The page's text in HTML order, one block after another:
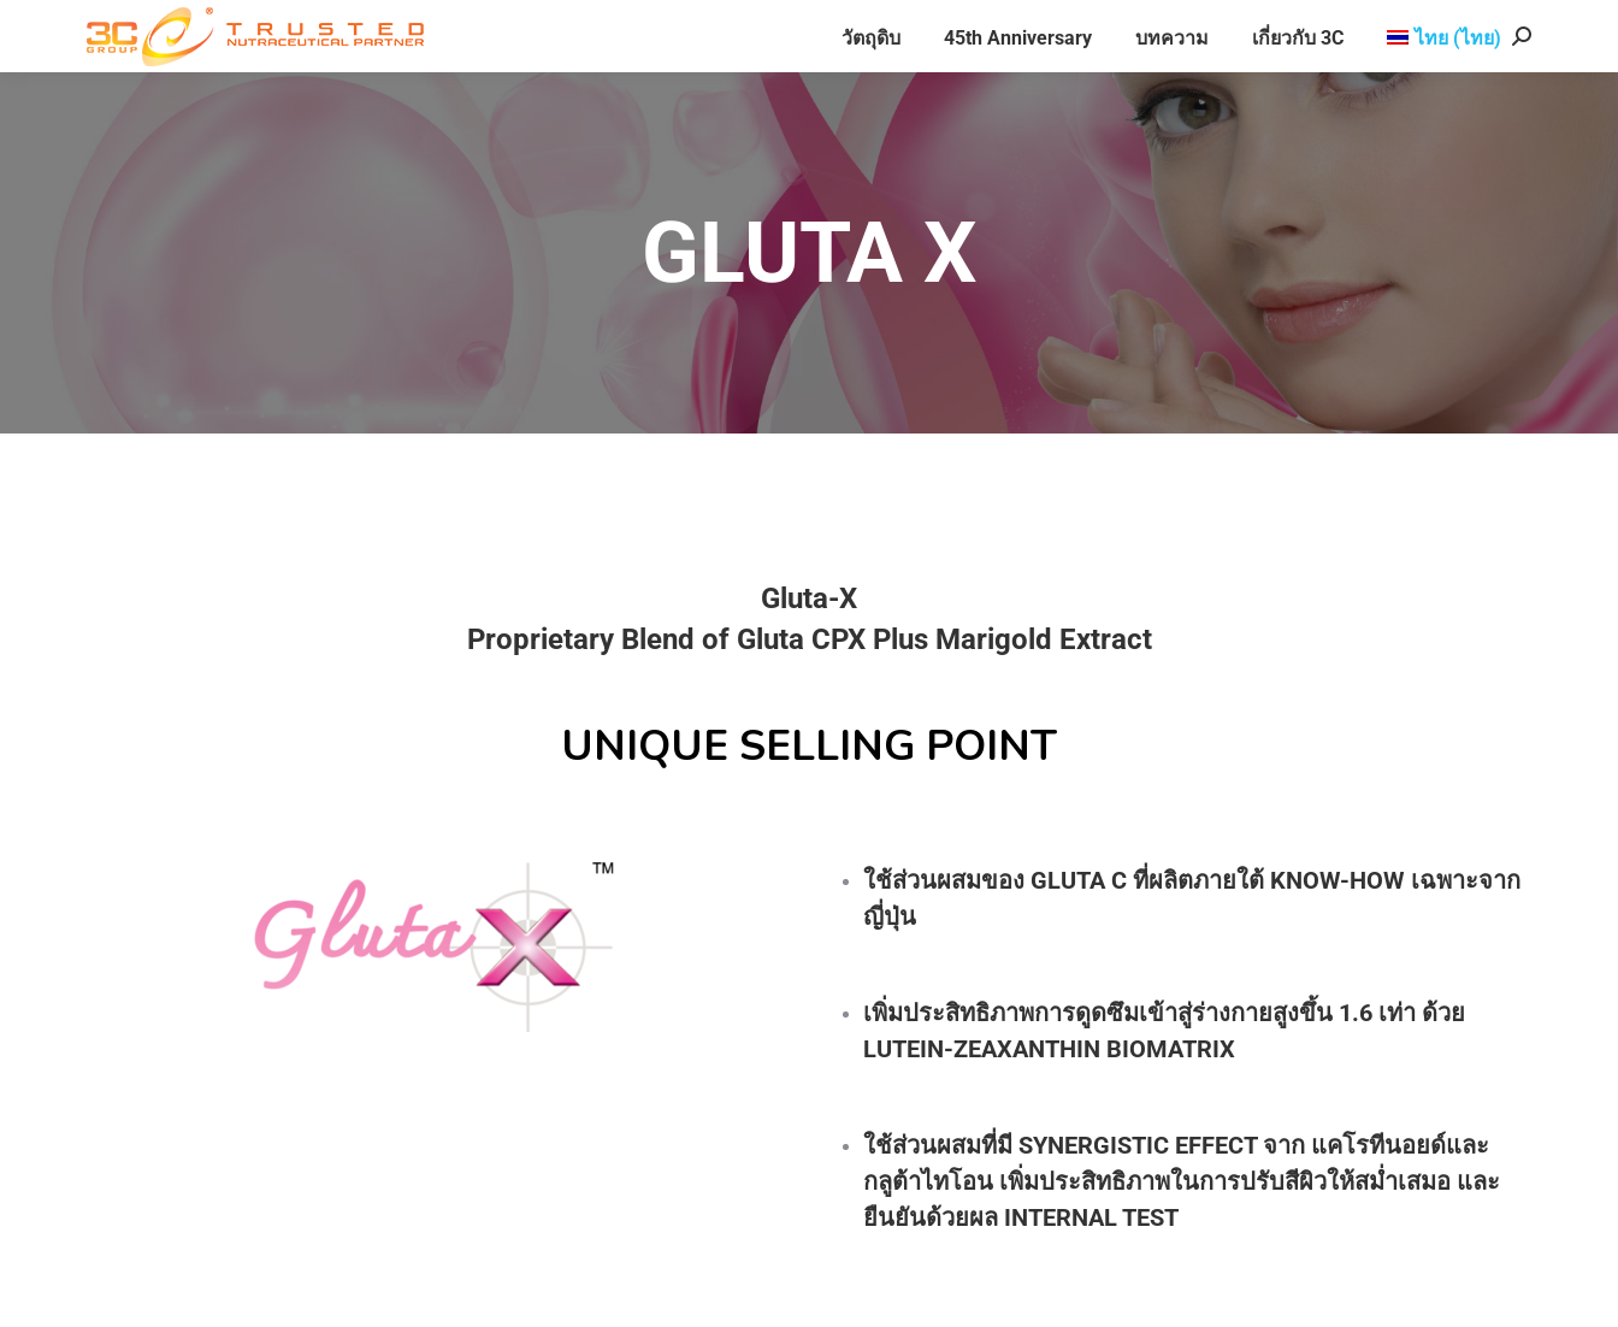
วัตถุดิบ 45th Anniversary บทความ เกี่ยวกับ 3C ไทย (ไทย)
GLUTA X
Gluta-X
Proprietary Blend of Gluta CPX Plus Marigold Extract
UNIQUE SELLING POINT
ใช้ส่วนผสมของ GLUTA C ที่ผลิตภายใต้ KNOW-HOW เฉพาะจาก
ญี่ปุ่น
เพิ่มประสิทธิภาพการดูดซึมเข้าสู่ร่างกายสูงขึ้น 1.6 เท่า ด้วย
LUTEIN-ZEAXANTHIN BIOMATRIX
ใช้ส่วนผสมที่มี SYNERGISTIC EFFECT จาก แคโรทีนอยด์และ
กลูต้าไทโอน เพิ่มประสิทธิภาพในการปรับสีผิวให้สม่ำเสมอ และ
ยืนยันด้วยผล INTERNAL TEST